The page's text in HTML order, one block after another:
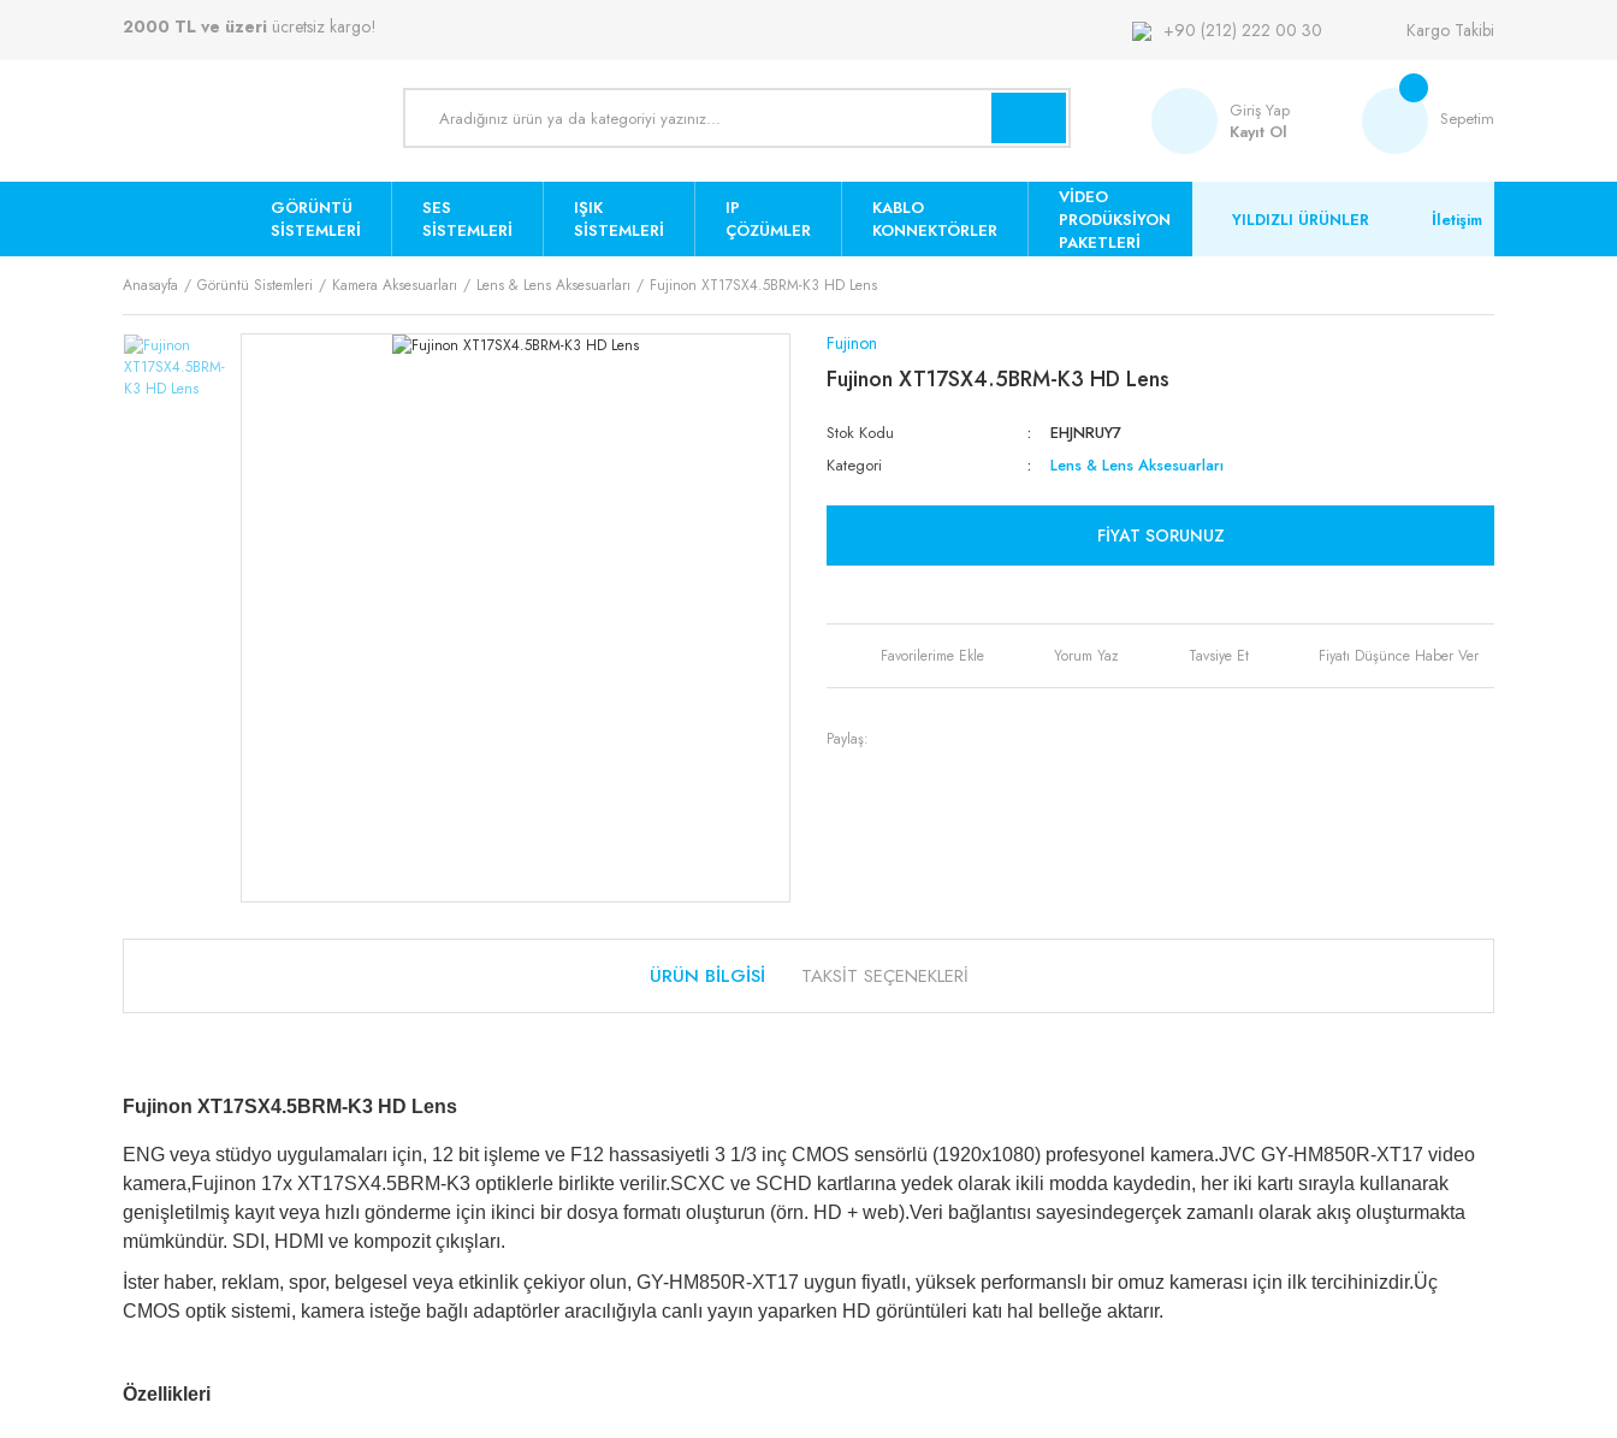
2000 TL ve üzeri ücretsiz kargo! +90 (212) 222 00 30 Kargo Takibi
Giriş Yap
Kayıt Ol
Sepetim
GÖRÜNTÜ
SISTEMLERI
SES
SISTEMLERI
IŞIK
SISTEMLERI
IP
ÇÖZÜMLER
KABLO
KONNEKTÖRLER
VİDEO
PRODÜKSİYON
PAKETLERİ
YILDIZLI ÜRÜNLER İletişim
Anasayfa Görüntü Sistemleri Kamera Aksesuarları Lens & Lens Aksesuarları Fujinon XT17SX4.5BRM-K3 HD Lens
Fujinon
Fujinon XT17SX4.5BRM-K3 HD Lens
Stok Kodu
EHJNRUY7
Kategori
Lens & Lens Aksesuarları
FIYAT SORUNUZ
Yorum Yaz Tavsiye Et Fiyatı Düşünce Haber Ver
Paylaş:
ÜRÜN BILGISI TAKSIT SEÇENEKLERI
Fujinon XT17SX4.5BRM-K3 HD Lens
ENG veya stüdyo uygulamaları için, 12 bit işleme ve F12 hassasiyetli 3 1/3 inç CMOS sensörlü (1920x1080) profesyonel kamera.JVC GY-HM850R-XT17 video
kamera,Fujinon 17x XT17SX4.5BRM-K3 optiklerle birlikte verilir.SCXC ve SCHD kartlarına yedek olarak ikili modda kaydedin, her iki kartı sırayla kullanarak
genişletilmiş kayıt veya hızlı gönderme için ikinci bir dosya formatı oluşturun (örn. HD + web).Veri bağlantısı sayesindegerçek zamanlı olarak akış oluşturmakta
mümkündür. SDI, HDMI ve kompozit çıkışları.
İster haber, reklam, spor, belgesel veya etkinlik çekiyor olun, GY-HM850R-XT17 uygun fiyatlı, yüksek performanslı bir omuz kamerası için ilk tercihinizdir.Üç
CMOS optik sistemi, kamera isteğe bağlı adaptörler aracılığıyla canlı yayın yaparken HD görüntüleri katı hal belleğe aktarır.
Özellikleri